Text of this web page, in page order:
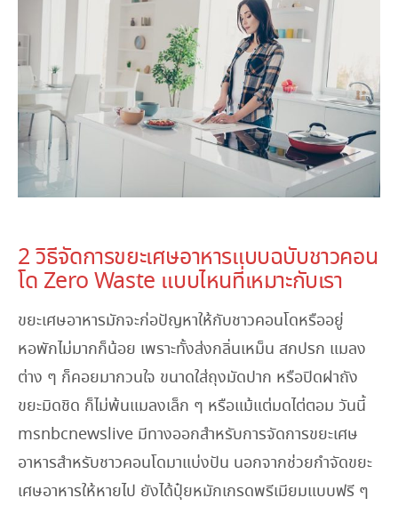
2 วิธีจัดการขยะเศษอาหารแบบฉบับชาวคอน
โด Zero Waste แบบไหนที่เหมาะกับเรา
ขยะเศษอาหารมักจะก่อปัญหาให้กับชาวคอนโดหรืออยู่
หอพักไม่มากก็น้อย เพราะทั้งส่งกลิ่นเหม็น สกปรก แมลง
ต่าง ๆ ก็คอยมากวนใจ ขนาดใส่ถุงมัดปาก หรือปิดฝาถัง
ขยะมิดชิด ก็ไม่พ้นแมลงเล็ก ๆ หรือแม้แต่มดไต่ตอม วันนี้
msnbcnewslive มีทางออกสำหรับการจัดการขยะเศษ
อาหารสำหรับชาวคอนโดมาแบ่งปัน นอกจากช่วยกำจัดขยะ
เศษอาหารให้หายไป ยังได้ปุ๋ยหมักเกรดพรีเมียมแบบฟรี ๆ